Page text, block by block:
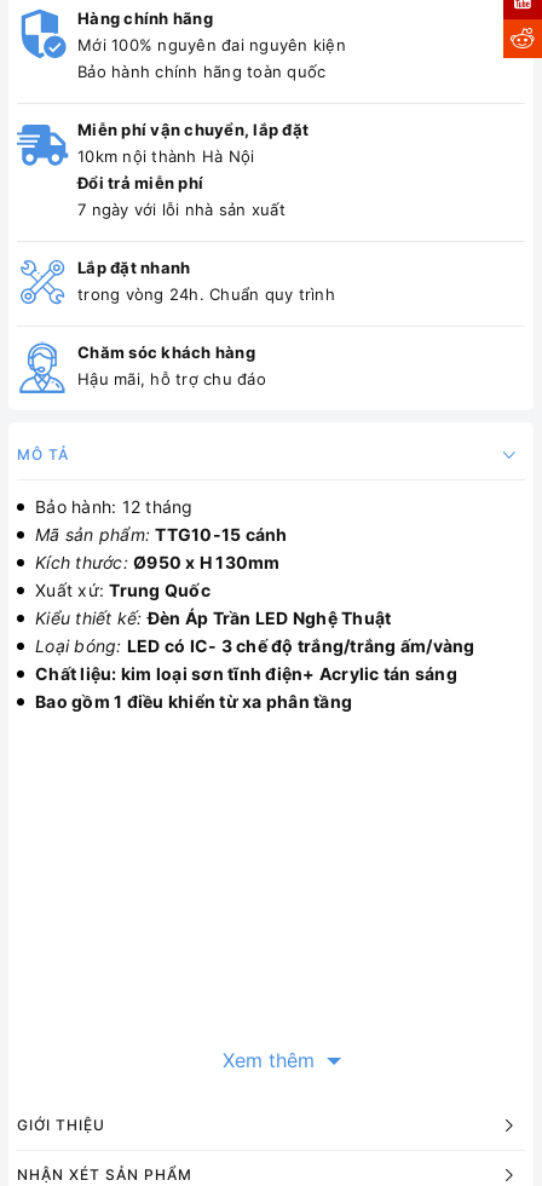
Hàng chính hãng
Mới 100% nguyên đai nguyên kiện
Bảo hành chính hãng toàn quốc
Miễn phí vận chuyển, lắp đặt
10km nội thành Hà Nội
Đổi trả miễn phí
7 ngày với lỗi nhà sản xuất
Lắp đặt nhanh
trong vòng 24h. Chuẩn quy trình
Chăm sóc khách hàng
Hậu mãi, hỗ trợ chu đáo
MÔ TẢ
Bảo hành: 12 tháng
Mã sản phẩm: TTG10-15 cánh
Kích thước: Ø950 x H 130mm
Xuất xứ:Trung Quốc
Kiểu thiết kế: Đèn Áp Trần LED Nghệ Thuật
Loại bóng: LED có IC- 3 chế độ trắng/trắng ấm/vàng
Chất liệu: kim loại sơn tĩnh điện+ Acrylic tán sáng
Bao gồm 1 điều khiển từ xa phân tầng
Xem thêm
GIỚI THIỆU
NHẬN XÉT SẢN PHẨM